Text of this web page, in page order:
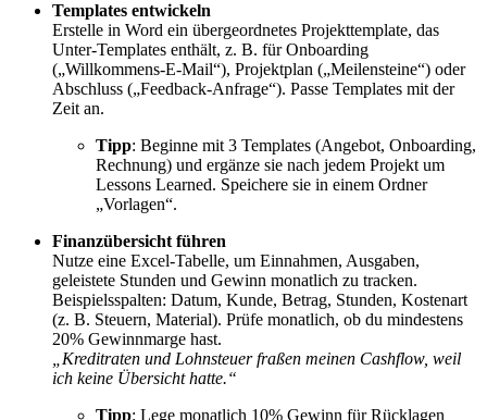
Templates entwickeln
Erstelle in Word ein übergeordnetes Projekttemplate, das
Unter-Templates enthält, z. B. für Onboarding
(„Willkommens-E-Mail“), Projektplan („Meilensteine“) oder
Abschluss („Feedback-Anfrage“). Passe Templates mit der
Zeit an.
Tipp: Beginne mit 3 Templates (Angebot, Onboarding,
Rechnung) und ergänze sie nach jedem Projekt um
Lessons Learned. Speichere sie in einem Ordner
„Vorlagen“.
Finanzübersicht führen
Nutze eine Excel-Tabelle, um Einnahmen, Ausgaben,
geleistete Stunden und Gewinn monatlich zu tracken.
Beispielsspalten: Datum, Kunde, Betrag, Stunden, Kostenart
(z. B. Steuern, Material). Prüfe monatlich, ob du mindestens
20% Gewinnmarge hast.
„Kreditraten und Lohnsteuer fraßen meinen Cashflow, weil
ich keine Übersicht hatte.“
Tipp: Lege monatlich 10% Gewinn für Rücklagen